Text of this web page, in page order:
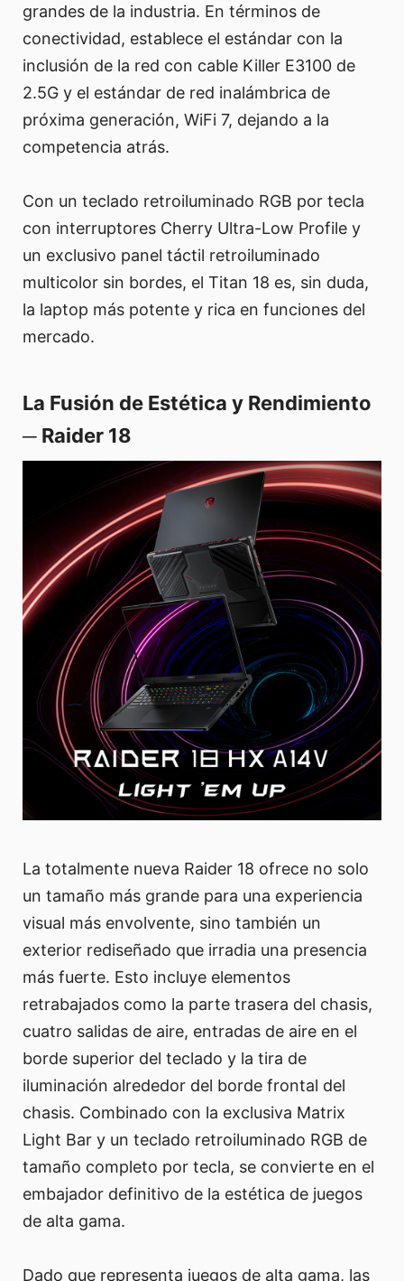
grandes de la industria. En términos de
conectividad, establece el estándar con la
inclusión de la red con cable Killer E3100 de
2.5G y el estándar de red inalámbrica de
próxima generación, WiFi 7, dejando a la
competencia atrás.
Con un teclado retroiluminado RGB por tecla
con interruptores Cherry Ultra-Low Profile y
un exclusivo panel táctil retroiluminado
multicolor sin bordes, el Titan 18 es, sin duda,
la laptop más potente y rica en funciones del
mercado.
La Fusión de Estética y Rendimiento
─ Raider 18
La totalmente nueva Raider 18 ofrece no solo
un tamaño más grande para una experiencia
visual más envolvente, sino también un
exterior rediseñado que irradia una presencia
más fuerte. Esto incluye elementos
retrabajados como la parte trasera del chasis,
cuatro salidas de aire, entradas de aire en el
borde superior del teclado y la tira de
iluminación alrededor del borde frontal del
chasis. Combinado con la exclusiva Matrix
Light Bar y un teclado retroiluminado RGB de
tamaño completo por tecla, se convierte en el
embajador definitivo de la estética de juegos
de alta gama.
Dado que representa juegos de alta gama, las